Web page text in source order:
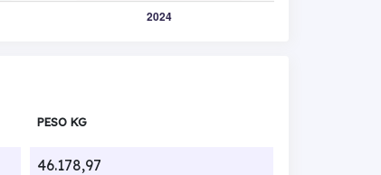
PESO KG
46.178,97